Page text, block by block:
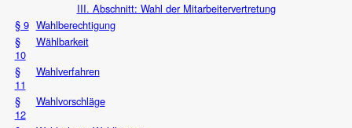
III. Abschnitt: Wahl der Mitarbeitervertretung
§ 9 Wahlberechtigung
§
10
Wählbarkeit
§
11
Wahlverfahren
§
12
Wahlvorschläge